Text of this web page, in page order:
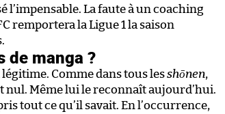
l’impensable. La faute à un coaching
remportera la Ligue 1 la saison
de manga ?
Comme dans tous lesshōnen,
nul. Même lui le reconnaît aujourd’hui.
tout ce qu’il savait. En l’occurrence,